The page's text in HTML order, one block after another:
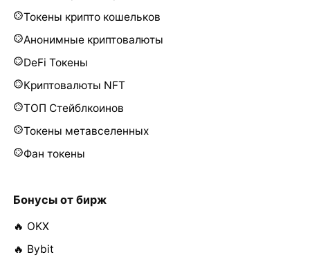
Токены крипто кошельков
Анонимные криптовалюты
DeFi Токены
Криптовалюты NFT
ТОП Стейблкоинов
Токены метавселенных
Фан токены
Бонусы от бирж
🔥 OKX
🔥 Bybit